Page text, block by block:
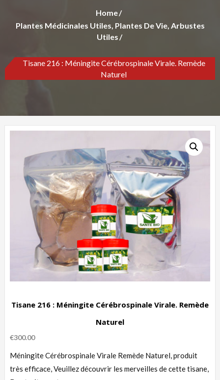
Home
Plantes Médicinales Utiles, Plantes De Vie, Arbustes
Utiles
Tisane 216 : Méningite Cérébrospinale Virale. Remède
Naturel
Tisane 216 : Méningite Cérébrospinale Virale. Remède
Naturel
€300.00
Méningite Cérébrospinale Virale Remède Naturel, produit
très efficace, Veuillez découvrir les merveilles de cette tisane,